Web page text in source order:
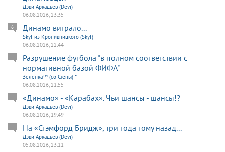
Дэви Аркадьев (Devi)
06.08.2026, 23:35
Динамо виграло...
6
Skyf из Кропивницкого (Skyf)
06.08.2026, 22:44
Разрушение футбола "в полном соответствии с
нормативной базой ФИФА"
Зеленка™ (со Стены) *
06.08.2026, 21:55
«Динамо» - «Карабах». Чьи шансы - шансы!?
Дэви Аркадьев (Devi)
06.08.2026, 19:49
На «Стэмфорд Бридж», три года тому назад...
Дэви Аркадьев (Devi)
05.08.2026, 23:11